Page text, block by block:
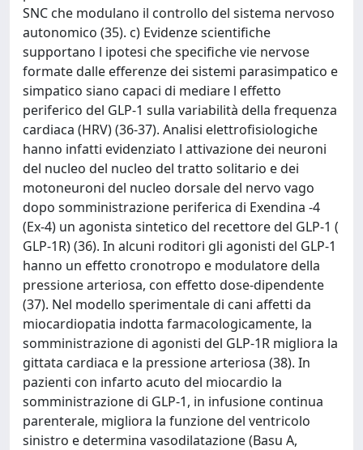
SNC che modulano il controllo del sistema nervoso
autonomico (35). c) Evidenze scientifiche
supportano l ipotesi che specifiche vie nervose
formate dalle efferenze dei sistemi parasimpatico e
simpatico siano capaci di mediare l effetto
periferico del GLP-1 sulla variabilità della frequenza
cardiaca (HRV) (36-37). Analisi elettrofisiologiche
hanno infatti evidenziato l attivazione dei neuroni
del nucleo del nucleo del tratto solitario e dei
motoneuroni del nucleo dorsale del nervo vago
dopo somministrazione periferica di Exendina -4
(Ex-4) un agonista sintetico del recettore del GLP-1 (
GLP-1R) (36). In alcuni roditori gli agonisti del GLP-1
hanno un effetto cronotropo e modulatore della
pressione arteriosa, con effetto dose-dipendente
(37). Nel modello sperimentale di cani affetti da
miocardiopatia indotta farmacologicamente, la
somministrazione di agonisti del GLP-1R migliora la
gittata cardiaca e la pressione arteriosa (38). In
pazienti con infarto acuto del miocardio la
somministrazione di GLP-1, in infusione continua
parenterale, migliora la funzione del ventricolo
sinistro e determina vasodilatazione (Basu A,